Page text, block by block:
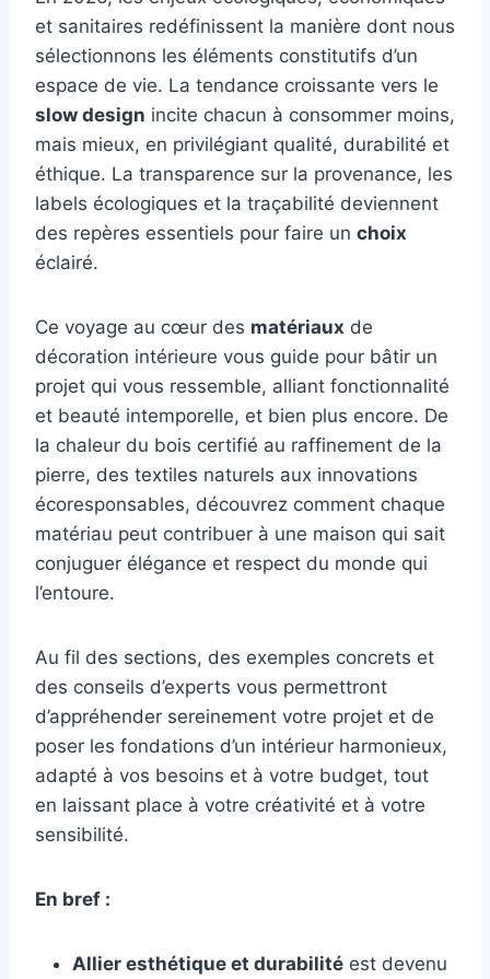
et sanitaires redéfinissent la manière dont nous
sélectionnons les éléments constitutifs d’un
espace de vie. La tendance croissante vers le
slow design incite chacun à consommer moins,
mais mieux, en privilégiant qualité, durabilité et
éthique. La transparence sur la provenance, les
labels écologiques et la traçabilité deviennent
des repères essentiels pour faire un choix
éclairé.
Ce voyage au cœur des matériaux de
décoration intérieure vous guide pour bâtir un
projet qui vous ressemble, alliant fonctionnalité
et beauté intemporelle, et bien plus encore. De
la chaleur du bois certifié au raffinement de la
pierre, des textiles naturels aux innovations
écoresponsables, découvrez comment chaque
matériau peut contribuer à une maison qui sait
conjuguer élégance et respect du monde qui
l’entoure.
Au fil des sections, des exemples concrets et
des conseils d’experts vous permettront
d’appréhender sereinement votre projet et de
poser les fondations d’un intérieur harmonieux,
adapté à vos besoins et à votre budget, tout
en laissant place à votre créativité et à votre
sensibilité.
En bref :
Allier esthétique et durabilité est devenu